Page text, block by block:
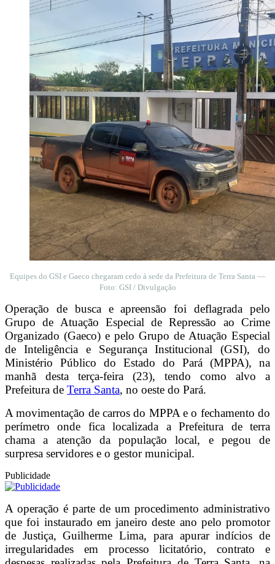
Equipes do GSI e Gaeco chegaram cedo à sede da Prefeitura de Terra Santa —
Foto: GSI / Divulgação
Operação de busca e apreensão foi deflagrada pelo
Grupo de Atuação Especial de Repressão ao Crime
Organizado (Gaeco) e pelo Grupo de Atuação Especial
de Inteligência e Segurança Institucional (GSI), do
Ministério Público do Estado do Pará (MPPA), na
manhã desta terça-feira (23), tendo como alvo a
Prefeitura de Terra Santa, no oeste do Pará.
A movimentação de carros do MPPA e o fechamento do
perímetro onde fica localizada a Prefeitura de terra
chama a atenção da população local, e pegou de
surpresa servidores e o gestor municipal.
Publicidade
A operação é parte de um procedimento administrativo
que foi instaurado em janeiro deste ano pelo promotor
de Justiça, Guilherme Lima, para apurar indícios de
irregularidades em processo licitatório, contrato e